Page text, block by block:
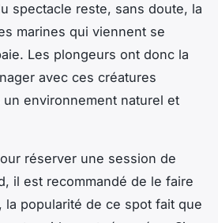
spectacle reste, sans doute, la
marines qui viennent se
Les plongeurs ont donc la
avec ces créatures
environnement naturel et
réserver une session de
il est recommandé de le faire
la popularité de ce spot fait que